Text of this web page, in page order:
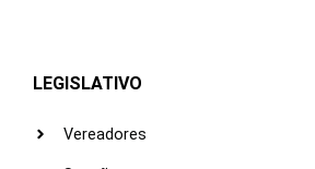
LEGISLATIVO
Vereadores